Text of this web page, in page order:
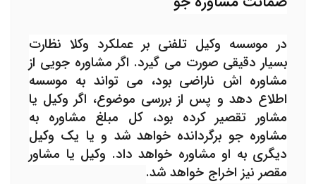
در موسسه وکیل تلفنی بر عملکرد وکلا نظارت
بسیار دقیقی صورت می گیرد. اگر مشاوره جویی از
مشاوره اش ناراضی بود، می تواند به موسسه
اطلاع دهد و پس از بررسی موضوع، اگر وکیل یا
مشاور تقصیر کرده بود، کل مبلغ مشاوره به
مشاوره جو برگردانده خواهد شد و یا یک وکیل
دیگری به او مشاوره خواهد داد. وکیل یا مشاور
مقصر نیز اخراج خواهد شد.